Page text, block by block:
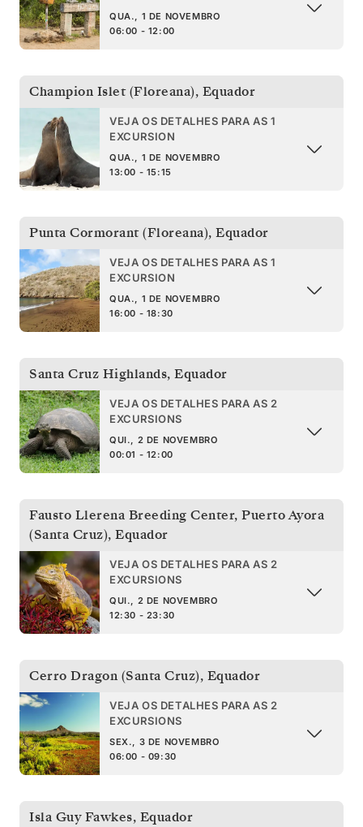
QUA., 1 DE NOVEMBRO
06:00 - 12:00
Champion Islet (Floreana), Equador
VEJA OS DETALHES PARA AS 1
EXCURSION
QUA., 1 DE NOVEMBRO
13:00 - 15:15
Punta Cormorant (Floreana), Equador
VEJA OS DETALHES PARA AS 1
EXCURSION
QUA., 1 DE NOVEMBRO
16:00 - 18:30
Santa Cruz Highlands, Equador
VEJA OS DETALHES PARA AS 2
EXCURSIONS
QUI., 2 DE NOVEMBRO
00:01 - 12:00
Fausto Llerena Breeding Center, Puerto Ayora
(Santa Cruz), Equador
VEJA OS DETALHES PARA AS 2
EXCURSIONS
QUI., 2 DE NOVEMBRO
12:30 - 23:30
Cerro Dragon (Santa Cruz), Equador
VEJA OS DETALHES PARA AS 2
EXCURSIONS
SEX., 3 DE NOVEMBRO
06:00 - 09:30
Isla Guy Fawkes, Equador